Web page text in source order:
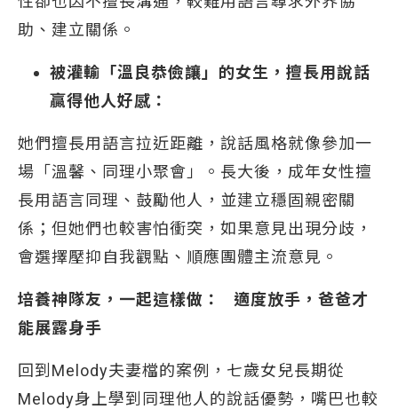
助、建立關係。
被灌輸「溫良恭儉讓」的女生，擅長用說話
贏得他人好感：
她們擅長用語言拉近距離，說話風格就像參加一
場「溫馨、同理小聚會」。長大後，成年女性擅
長用語言同理、鼓勵他人，並建立穩固親密關
係；但她們也較害怕衝突，如果意見出現分歧，
會選擇壓抑自我觀點、順應團體主流意見。
培養神隊友，一起這樣做： 適度放手，爸爸才
能展露身手
回到Melody夫妻檔的案例，七歲女兒長期從
Melody身上學到同理他人的說話優勢，嘴巴也較